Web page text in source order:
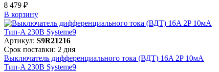
8 479 ₽
В корзинy
Артикул: S9R21216
Срок поставки: 2 дня
Выключатель дифференциального тока (ВДТ) 16A 2P 10мА
Тип-A 230В Systeme9